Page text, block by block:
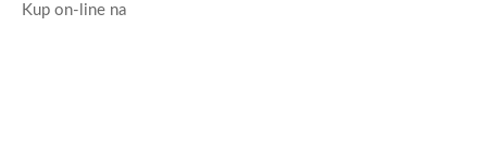
Kup on-line na